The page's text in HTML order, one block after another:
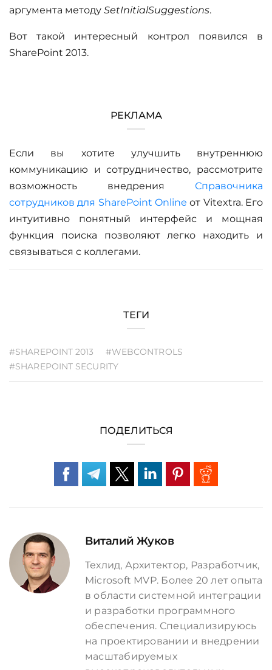
аргумента методу SetInitialSuggestions.
Вот такой интересный контрол появился в
SharePoint 2013.
РЕКЛАМА
Если вы хотите улучшить внутреннюю
коммуникацию и сотрудничество, рассмотрите
возможность внедрения Справочника
сотрудников для SharePoint Online от Vitextra. Его
интуитивно понятный интерфейс и мощная
функция поиска позволяют легко находить и
связываться с коллегами.
ТЕГИ
#SHAREPOINT 2013
#WEBCONTROLS
#SHAREPOINT SECURITY
ПОДЕЛИТЬСЯ
Виталий Жуков
Техлид, Архитектор, Разработчик,
Microsoft MVP. Более 20 лет опыта
в области системной интеграции
и разработки программного
обеспечения. Специализируюсь
на проектировании и внедрении
масштабируемых